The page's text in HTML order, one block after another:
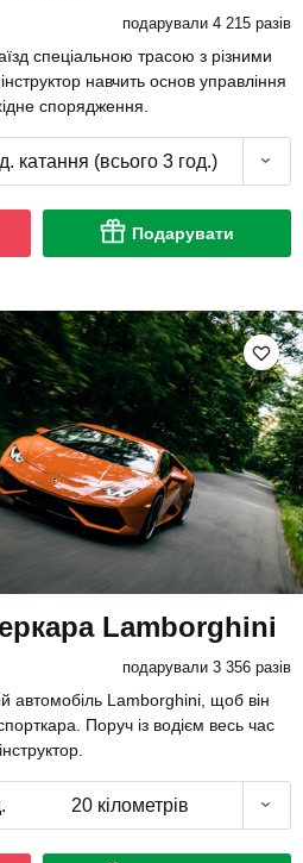
подарували 4 215 разів
спеціальною трасою з різними
навчить основ управління
спорядження.
катання (всього 3 год.)
Подарувати
Lamborghini
подарували 3 356 разів
автомобіль Lamborghini, щоб він
Поруч із водієм весь час
20 кілометрів